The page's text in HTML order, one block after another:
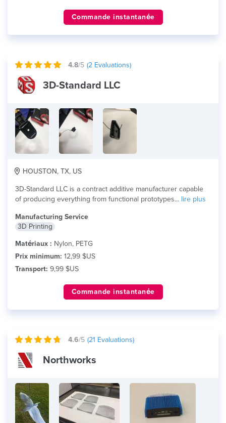
Commande instantanée
4.8/5 (2 Evaluations)
3D-Standard LLC
HOUSTON, TX, US
3D-Standard LLC is a contract additive manufacturer capable
of producing everything from functional prototypes... lire plus
Manufacturing Service
3D Printing
Matériaux : Nylon, PETG
Prix minimum: 12,99 $US
Transport: 9,99 $US
Commande instantanée
4.6/5 (21 Evaluations)
Northworks